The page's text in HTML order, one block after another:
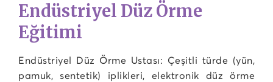
Endüstriyel Düz Örme
Eğitimi
Endüstriyel Düz Örme Ustası: Çeşitli türde (yün,
pamuk, sentetik) iplikleri, elektronik düz örme